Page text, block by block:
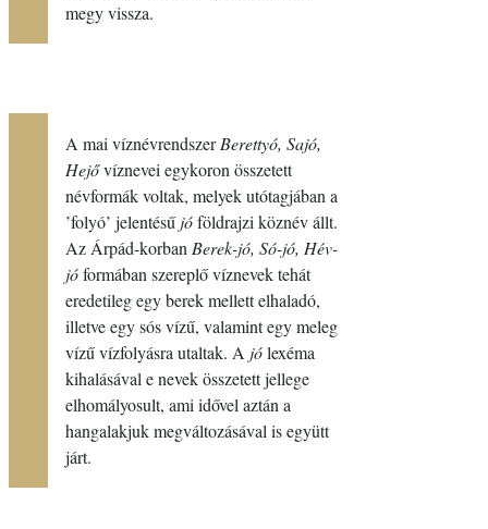
megy vissza.
A mai víznévrendszerBerettyó, Sajó,
Hejővíznevei egykoron összetett
névformák voltak, melyek utótagjában a
’folyó’ jelentésű jóföldrajzi köznév állt.
Az Árpád-korban Berek-jó, Só-jó, Hév-
jóformában szereplő víznevek tehát
eredetileg egy berek mellett elhaladó,
illetve egy sós vízű, valamint egy meleg
vízű vízfolyásra utaltak. A jólexéma
kihalásával e nevek összetett jellege
elhomályosult, ami idővel aztán a
hangalakjuk megváltozásával is együtt
járt.